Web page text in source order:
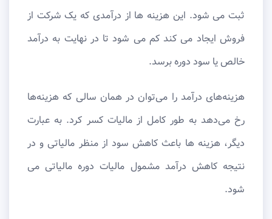
ثبت می شود. این هزینه ها از درآمدی که یک شرکت از
فروش ایجاد می کند کم می شود تا در نهایت به درآمد
خالص یا سود دوره برسد.
هزینه‌های درآمد را می‌توان در همان سالی که هزینه‌ها
رخ می‌دهد به طور کامل از مالیات کسر کرد. به عبارت
دیگر، هزینه ها باعث کاهش سود از منظر مالیاتی و در
نتیجه کاهش درآمد مشمول مالیات دوره مالیاتی می
شود.